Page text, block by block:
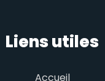
Liens utiles
Accueil